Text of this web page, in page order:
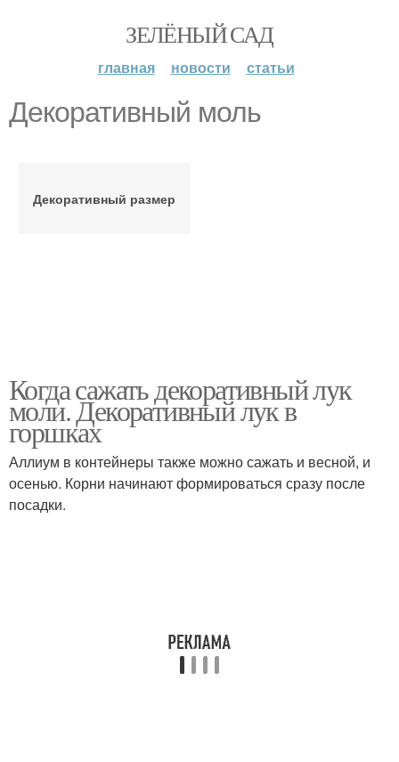
ЗЕЛЁНЫЙ САД
главная новости статьи
Декоративный моль
Декоративный размер
Когда сажать декоративный лук
моли. Декоративный лук в
горшках
Аллиум в контейнеры также можно сажать и весной, и
осенью. Корни начинают формироваться сразу после
посадки.